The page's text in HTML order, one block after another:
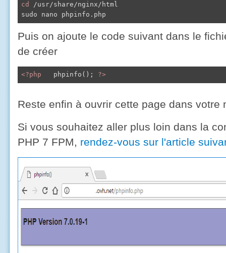
cd
/usr/share/nginx/html
Puis on ajoute le code suivant dans le
de créer
<?php
   phpinfo();
?>
Reste enfin à ouvrir cette page dans
Si vous souhaitez aller plus loin dans la
PHP 7 FPM, rendez-vous sur l'article